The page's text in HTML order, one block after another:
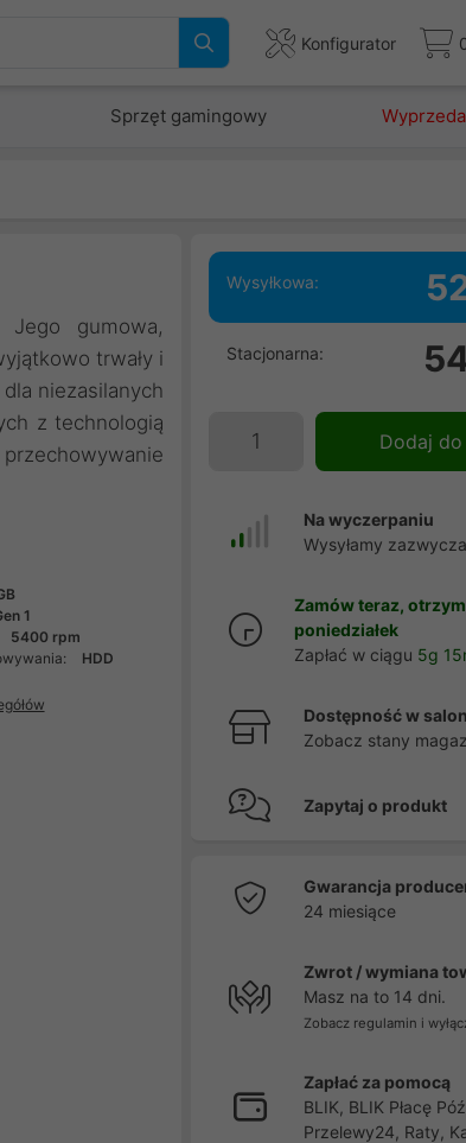
Konfigurator
Sprzęt gamingowy
gumowa,
trwały i
niezasilanych
z technologią
1
5400 rpm
HDD
Wysyłkowa:
Stacjonarna:
Dodaj
Na wyczerpaniu
Wysyłamy
Zamów teraz,
poniedziałek
Zapłać w ciągu 5g
Dostępność w
Zobacz stany
Zapytaj o produkt
Gwarancja
24 miesiące
Zwrot / wymiana
Masz na to 14 dni.
Zobacz regulamin i
Zapłać za pomocą
BLIK, BLIK Płacę
Przelewy24, Raty,